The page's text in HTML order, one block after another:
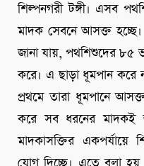
শিল্পনগরী টঙ্গী। এসব
মাদক সেবনে আসক্ত
জানা যায়, পথশিশুদের
করে। এ ছাড়া ধূমপান করে
প্রথমে তারা ধূমপানে
করে সব ধরনের মাদকই
মাদকাসক্তির একপর্যায়ে